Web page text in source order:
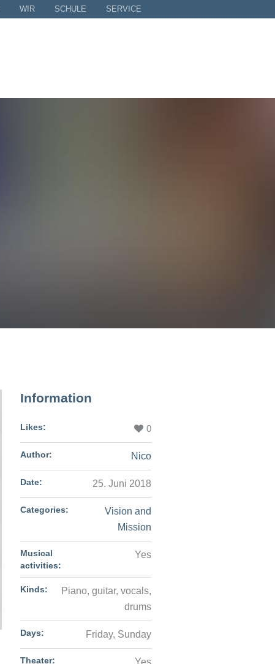
WIR SCHULE SERVICE
Information
Likes: 0
Author: Nico
Date: 25. Juni 2018
Categories:
Vision and
Mission
Musical
activities:
Yes
Kinds:
Piano, guitar, vocals,
drums
Days: Friday, Sunday
Theater: Yes